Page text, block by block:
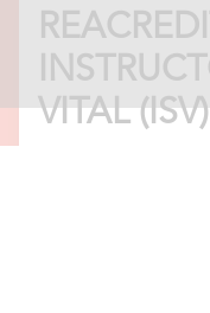
VITAL (ISV)